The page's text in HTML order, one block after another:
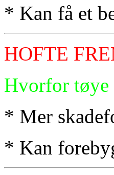
* Kan få et
HOFTE
Hvorfor tøye
* Mer
* Kan